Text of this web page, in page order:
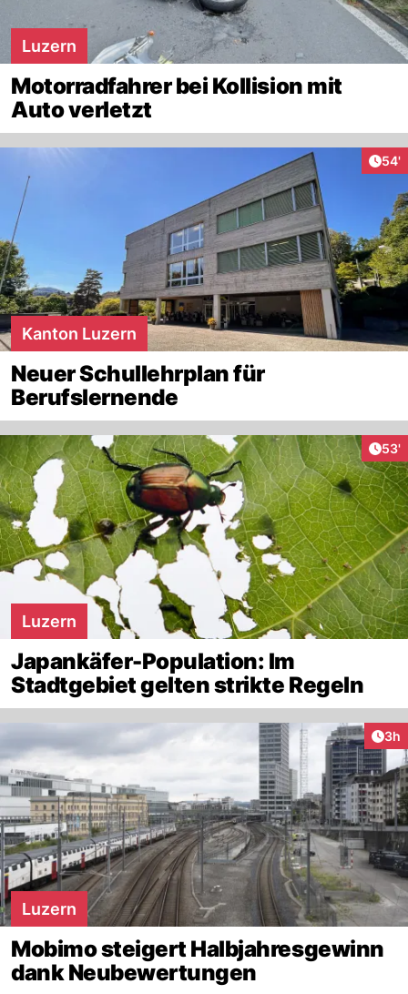
Luzern
Motorradfahrer bei Kollision mit
Auto verletzt
54'
Kanton Luzern
Neuer Schullehrplan für
Berufslernende
53'
Luzern
Japankäfer-Population: Im
Stadtgebiet gelten strikte Regeln
3h
Luzern
Mobimo steigert Halbjahresgewinn
dank Neubewertungen